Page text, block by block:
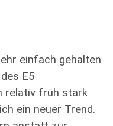
einfach gehalten
E5
relativ früh stark
ein neuer Trend.